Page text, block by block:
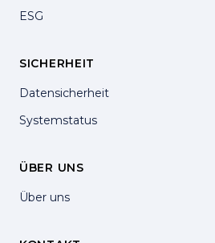
ESG
SICHERHEIT
Datensicherheit
Systemstatus
ÜBER UNS
Über uns